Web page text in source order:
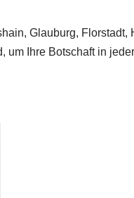
Glauburg,
Ihre Botschaft in